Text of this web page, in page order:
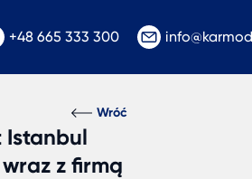
+48 665 333 300
Wróć
z firmą